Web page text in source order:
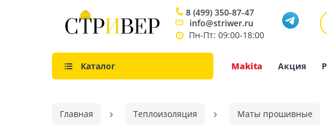
8 (499) 350-87-47
info@striwer.ru
Пн-Пт: 09:00-18:00
Каталог Makita Акция
Главная Теплоизоляция Маты прошивные